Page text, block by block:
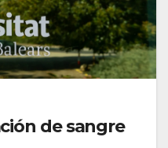
de sangre